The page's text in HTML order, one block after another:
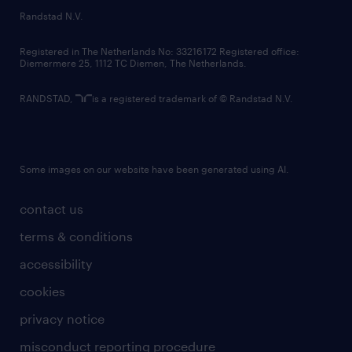
country websites
contact us
terms & conditions
accessibility
cookies
privacy notice
misconduct reporting procedure
Randstad N.V.
Registered in The Netherlands No: 33216172 Registered office:
Diemermere 25, 1112 TC Diemen, The Netherlands.
RANDSTAD, is a registered trademark of © Randstad N.V.
Some images on our website have been generated using AI.